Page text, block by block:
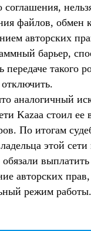
соглашения,
файлов, обмен
авторских
барьер,
передаче такого
аналогичный
Kazaa стоил ее
По итогам
этой
обязали
авторских прав,
режим работы.